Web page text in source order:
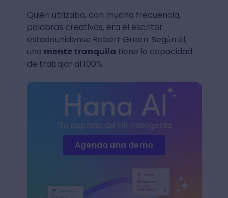
Quién utilizaba, con mucha frecuencia,
palabras creativas, era el escritor
estadounidense Robert Green. Según él,
una mente tranquila tiene la capacidad
de trabajar al 100%.
Agenda una demo